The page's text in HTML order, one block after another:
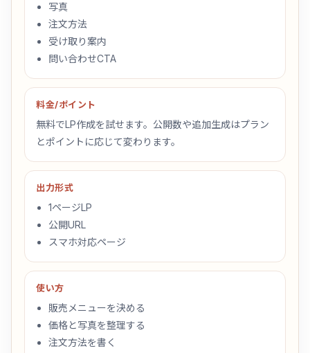
写真
注文方法
受け取り案内
問い合わせCTA
料金/ポイント
無料でLP作成を試せます。公開数や追加生成はプラン
とポイントに応じて変わります。
出力形式
1ページLP
公開URL
スマホ対応ページ
使い方
販売メニューを決める
価格と写真を整理する
注文方法を書く